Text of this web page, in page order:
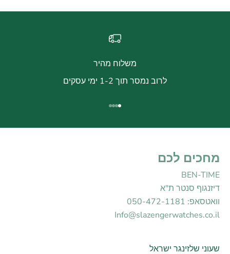
משלוח מהיר
לרוב נמסר תוך 1-2 ימי עסקים
עבור לפריט 1
עבור לפריט 2
עבור לפריט 3
עבור לפריט 4
מחכים לכם
BEN-TIME
דיזנגוף סנטר ת"א
וואטסאפ: 050-472-1181
Info@slazengerwatches.co.il
שעוני שלזינגר ישראל